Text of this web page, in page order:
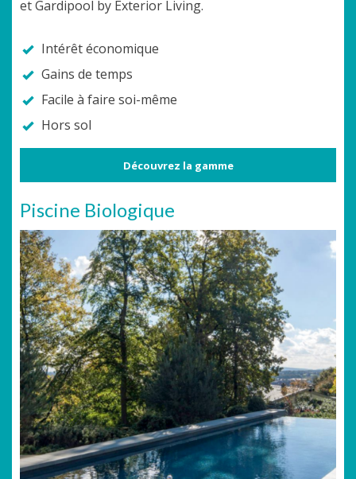
et Gardipool by Exterior Living.
Intérêt économique
Gains de temps
Facile à faire soi-même
Hors sol
Découvrez la gamme
Piscine Biologique